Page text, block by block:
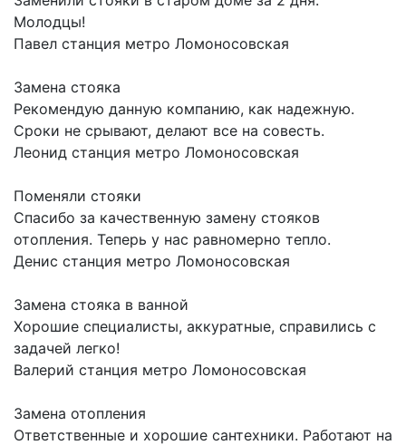
Молодцы!
Павел станция метро Ломоносовская
Замена стояка
Рекомендую данную компанию, как надежную.
Сроки не срывают, делают все на совесть.
Леонид станция метро Ломоносовская
Поменяли стояки
Спасибо за качественную замену стояков
отопления. Теперь у нас равномерно тепло.
Денис станция метро Ломоносовская
Замена стояка в ванной
Хорошие специалисты, аккуратные, справились с
задачей легко!
Валерий станция метро Ломоносовская
Замена отопления
Ответственные и хорошие сантехники. Работают на